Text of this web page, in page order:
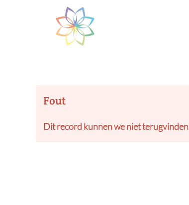
Skip to main content
Fout
Dit record kunnen we niet terugvinden